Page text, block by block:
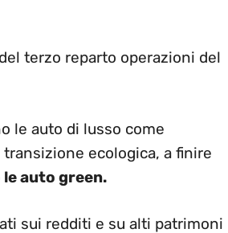
terzo reparto operazioni del
le auto di lusso come
ecologica, a finire
le auto green.
sui redditi e su alti patrimoni